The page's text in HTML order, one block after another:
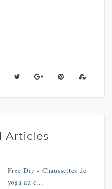
Articles
Free Diy - Chaussettes de
yoga au c...